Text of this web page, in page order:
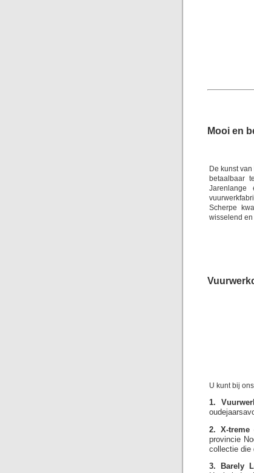
Mooi en
De kunst
betaalbaar
Jarenlange
Scherpe
wisselend
U kunt bij
1.
2. X-treme
provincie
collectie die
3. Barely